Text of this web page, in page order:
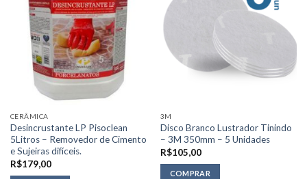
CERÂMICA
Desincrustante LP Pisoclean
5Litros – Removedor de Cimento
e Sujeiras difíceis.
R$179,00
3M
Disco Branco Lustrador Tinindo
– 3M 350mm – 5 Unidades
R$105,00
COMPRAR